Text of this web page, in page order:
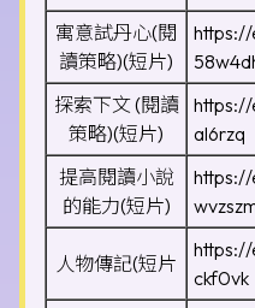
寓意試丹心(閱
讀策略)(短片)
探索下文 (閱讀
策略)(短片)
al6rzq
提高閱讀小說
的能力(短片)
人物傳記(短片
ckf0vk